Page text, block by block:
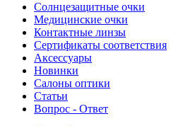
Солнцезащитные очки
Медицинские очки
Контактные линзы
Сертификаты соответствия
Аксессуары
Новинки
Салоны оптики
Статьи
Вопрос - Ответ